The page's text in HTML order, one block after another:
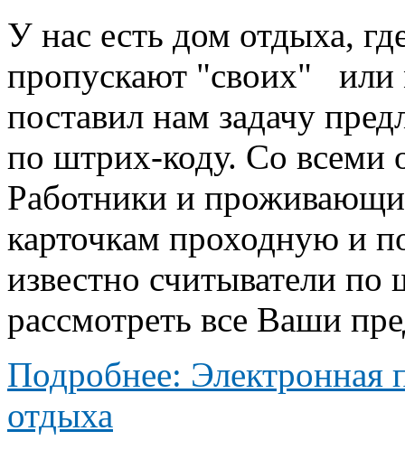
У нас есть дом отдыха,
пропускают "своих" или
поставил нам задачу
по штрих-коду. Со всеми
Работники и
карточкам проходную и
известно считыватели
рассмотреть все Ваши
Подробнее: Электронная
отдыха